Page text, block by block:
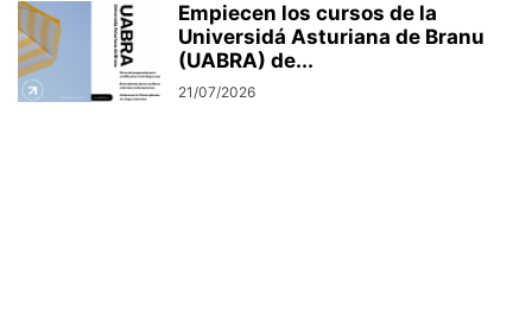
Empiecen los cursos de la
Universidá Asturiana de Branu
(UABRA) de...
21/07/2026